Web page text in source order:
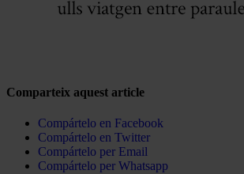
Comparteix aquest article
Compártelo en Facebook
Compártelo en Twitter
Compártelo per Email
Compártelo per Whatsapp